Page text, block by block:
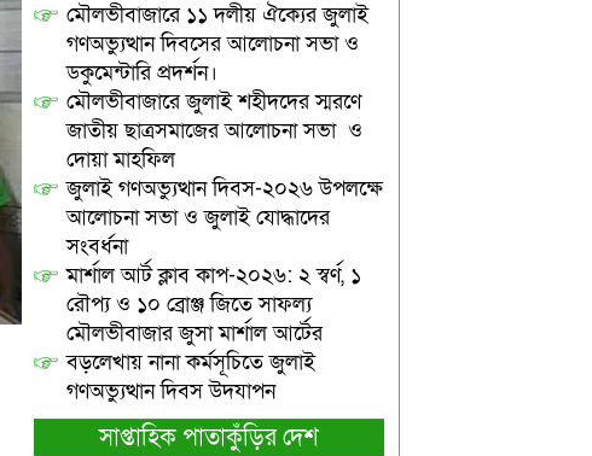
মৌলভীবাজারে ১১ দলীয় ঐক্যের জুলাই
গণঅভ্যুত্থান দিবসের আলোচনা সভা ও
ডকুমেন্টারি প্রদর্শন।
মৌলভীবাজারে জুলাই শহীদদের স্মরণে
জাতীয় ছাত্রসমাজের আলোচনা সভা ও
দোয়া মাহফিল
জুলাই গণঅভ্যুত্থান দিবস-২০২৬ উপলক্ষে
আলোচনা সভা ও জুলাই যোদ্ধাদের
সংবর্ধনা
মার্শাল আর্ট ক্লাব কাপ-২০২৬: ২ স্বর্ণ, ১
রৌপ্য ও ১০ ব্রোঞ্জ জিতে সাফল্য
মৌলভীবাজার জুসা মার্শাল আর্টের
বড়লেখায় নানা কর্মসূচিতে জুলাই
গণঅভ্যুত্থান দিবস উদযাপন
সাপ্তাহিক পাতাকুঁড়ির দেশ